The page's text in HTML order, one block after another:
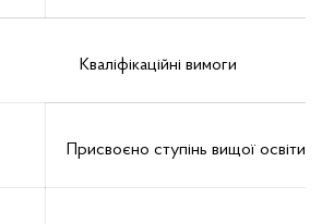
Кваліфікаційні вимоги
Присвоєно ступінь вищої освіти